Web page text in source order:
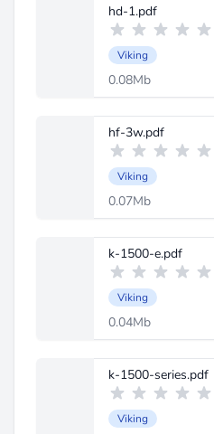
hd-1.pdf
Viking
0.08Mb
hf-3w.pdf
Viking
0.07Mb
k-1500-e.pdf
Viking
0.04Mb
k-1500-series.pdf
Viking